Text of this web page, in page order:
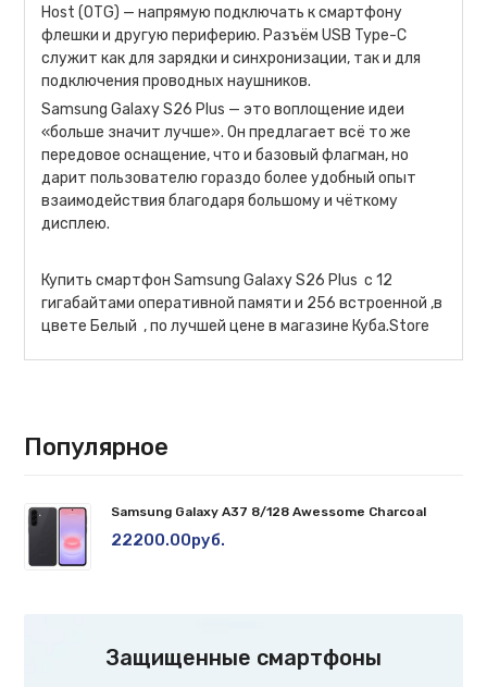
Host (OTG) — напрямую подключать к смартфону
флешки и другую периферию. Разъём USB Type-C
служит как для зарядки и синхронизации, так и для
подключения проводных наушников.
Samsung Galaxy S26 Plus — это воплощение идеи
«больше значит лучше». Он предлагает всё то же
передовое оснащение, что и базовый флагман, но
дарит пользователю гораздо более удобный опыт
взаимодействия благодаря большому и чёткому
дисплею.
Купить смартфон Samsung Galaxy S26 Plus с 12
гигабайтами оперативной памяти и 256 встроенной ,в
цвете Белый , по лучшей цене в магазине Куба.Store
Популярное
Samsung Galaxy A37 8/128 Awessome Charcoal
22200.00руб.
Защищенные смартфоны